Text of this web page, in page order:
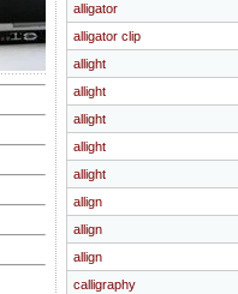
alligator
alligator clip
allight
allight
allight
allight
allight
allign
allign
allign
calligraphy